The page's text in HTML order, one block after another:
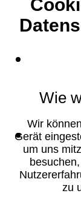
Wie
Wir
Gerät
um uns
zu